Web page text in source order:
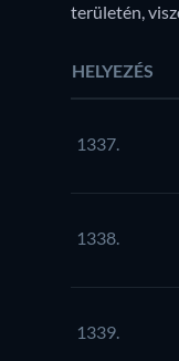
területén,
HELYEZÉS
1337.
1338.
1339.